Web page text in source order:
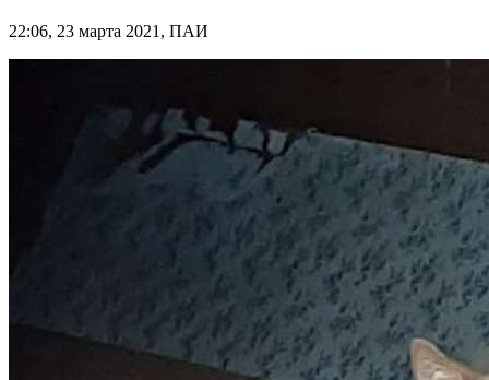
22:06, 23 марта 2021, ПАИ